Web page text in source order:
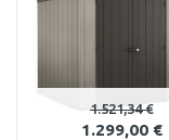
1.521,34 €
1.299,00 €